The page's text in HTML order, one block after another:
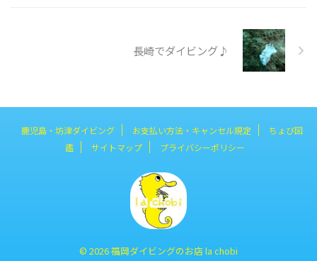
長崎でダイビング♪
鹿児島・坊津ダイビング お支払い方法・キャンセル規定
ちょび図
鑑
サイトマップ プライバシーポリシー
© 2026 福岡ダイビングのお店 la chobi